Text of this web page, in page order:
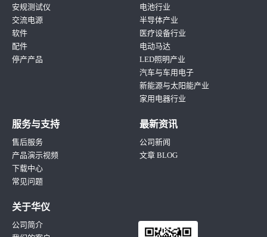
安规测试仪
交流电源
软件
配件
停产产品
电池行业
半导体产业
医疗设备行业
电动马达
LED照明产业
汽车与车用电子
新能源与太阳能产业
家用电器行业
服务与支持
售后服务
产品演示视频
下载中心
常见问题
最新资讯
公司新闻
文章 BLOG
关于华仪
公司简介